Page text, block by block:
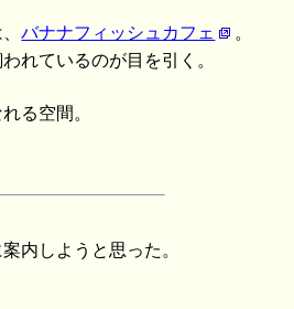
、バナナフィッシュカフェ
。
れているのが目を引く。
る空間。
内しようと思った。